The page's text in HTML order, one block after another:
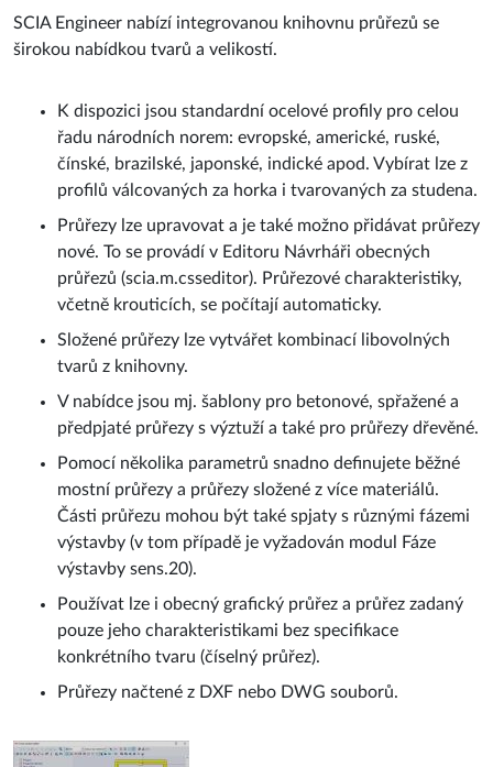
SCIA Engineer nabízí integrovanou knihovnu průřezů se
širokou nabídkou tvarů a velikostí.
K dispozici jsou standardní ocelové profily pro celou
řadu národních norem: evropské, americké, ruské,
čínské, brazilské, japonské, indické apod. Vybírat lze z
profilů válcovaných za horka i tvarovaných za studena.
Průřezy lze upravovat a je také možno přidávat průřezy
nové. To se provádí v Editoru Návrháři obecných
průřezů (scia.m.csseditor). Průřezové charakteristiky,
včetně krouticích, se počítají automaticky.
Složené průřezy lze vytvářet kombinací libovolných
tvarů z knihovny.
V nabídce jsou mj. šablony pro betonové, spřažené a
předpjaté průřezy s výztuží a také pro průřezy dřevěné.
Pomocí několika parametrů snadno definujete běžné
mostní průřezy a průřezy složené z více materiálů.
Části průřezu mohou být také spjaty s různými fázemi
výstavby (v tom případě je vyžadován modul Fáze
výstavby sens.20).
Používat lze i obecný grafický průřez a průřez zadaný
pouze jeho charakteristikami bez specifikace
konkrétního tvaru (číselný průřez).
Průřezy načtené z DXF nebo DWG souborů.